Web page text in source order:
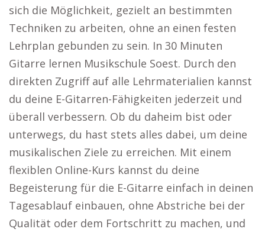
sich die Möglichkeit, gezielt an bestimmten
Techniken zu arbeiten, ohne an einen festen
Lehrplan gebunden zu sein. In 30 Minuten
Gitarre lernen Musikschule Soest. Durch den
direkten Zugriff auf alle Lehrmaterialien kannst
du deine E-Gitarren-Fähigkeiten jederzeit und
überall verbessern. Ob du daheim bist oder
unterwegs, du hast stets alles dabei, um deine
musikalischen Ziele zu erreichen. Mit einem
flexiblen Online-Kurs kannst du deine
Begeisterung für die E-Gitarre einfach in deinen
Tagesablauf einbauen, ohne Abstriche bei der
Qualität oder dem Fortschritt zu machen, und